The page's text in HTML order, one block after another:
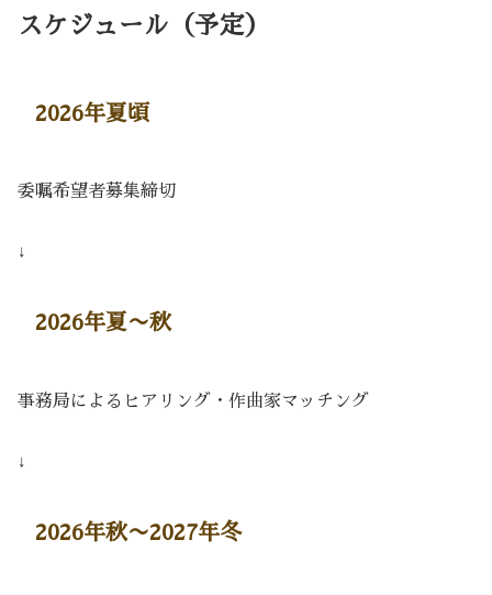
スケジュール（予定）
2026年夏頃
委嘱希望者募集締切
↓
2026年夏〜秋
事務局によるヒアリング・作曲家マッチング
↓
2026年秋〜2027年冬